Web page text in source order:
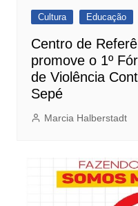
Cultura Educação
Centro de
promove o 1º
de Violência
Sepé
Marcia Halberstadt